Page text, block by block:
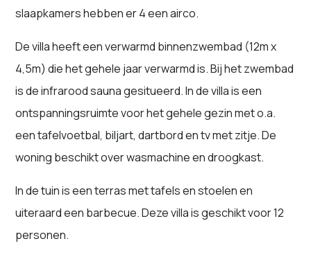
slaapkamers hebben er 4 een airco.
De villa heeft een verwarmd binnenzwembad (12m x
4,5m) die het gehele jaar verwarmd is. Bij het zwembad
is de infrarood sauna gesitueerd. In de villa is een
ontspanningsruimte voor het gehele gezin met o.a.
een tafelvoetbal, biljart, dartbord en tv met zitje. De
woning beschikt over wasmachine en droogkast.
In de tuin is een terras met tafels en stoelen en
uiteraard een barbecue. Deze villa is geschikt voor 12
personen.